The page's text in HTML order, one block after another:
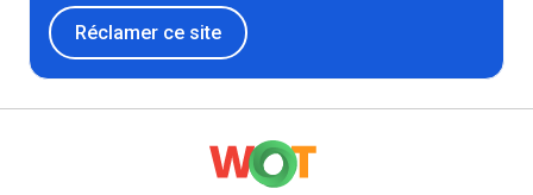
Réclamer ce site